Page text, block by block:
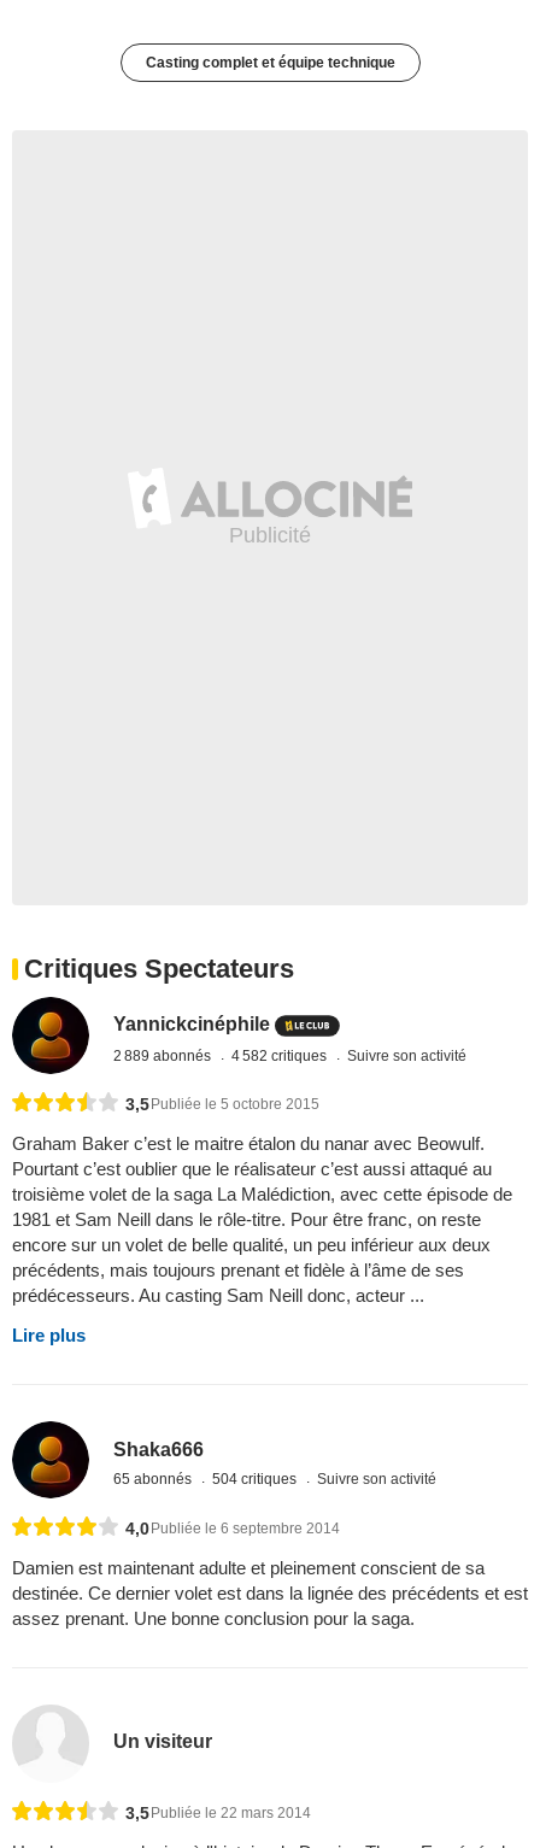
Casting complet et équipe technique
Critiques Spectateurs
Yannickcinéphile
2 889 abonnés 4 582 critiques Suivre son activité
3,5 Publiée le 5 octobre 2015
Graham Baker c’est le maitre étalon du nanar avec Beowulf.
Pourtant c’est oublier que le réalisateur c’est aussi attaqué au
troisième volet de la saga La Malédiction, avec cette épisode de
1981 et Sam Neill dans le rôle-titre. Pour être franc, on reste
encore sur un volet de belle qualité, un peu inférieur aux deux
précédents, mais toujours prenant et fidèle à l’âme de ses
prédécesseurs. Au casting Sam Neill donc, acteur ...
Lire plus
Shaka666
65 abonnés 504 critiques Suivre son activité
4,0 Publiée le 6 septembre 2014
Damien est maintenant adulte et pleinement conscient de sa
destinée. Ce dernier volet est dans la lignée des précédents et est
assez prenant. Une bonne conclusion pour la saga.
Un visiteur
3,5Publiée le 22 mars 2014